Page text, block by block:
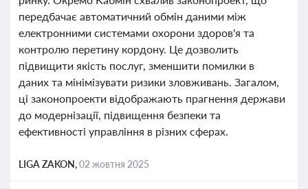
передбачає автоматичний обмін даними між
електронними системами охорони здоров'я та
контролю перетину кордону. Це дозволить
підвищити якість послуг, зменшити помилки в
даних та мінімізувати ризики зловживань. Загалом,
ці законопроекти відображають прагнення держави
до модернізації, підвищення безпеки та
ефективності управління в різних сферах.
LIGA ZAKON,02 жовтня 2025